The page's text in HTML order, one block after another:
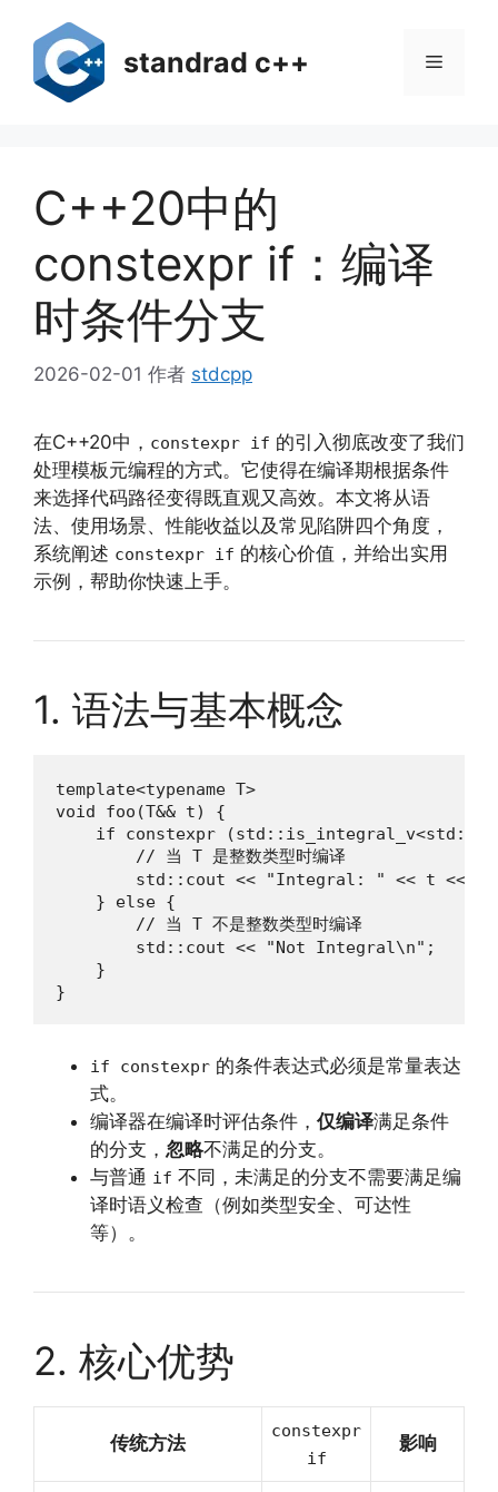
standrad c++ 菜
C++20中的
constexpr if：编译
时条件分支
2026-02-01 作者 stdcpp
在C++20中， constexpr if 的引入彻底改变了我们
处理模板元编程的方式。它使得在编译期根据条件
来选择代码路径变得既直观又高效。本文将从语
法、使用场景、性能收益以及常见陷阱四个角度，
系统阐述 constexpr if 的核心价值，并给出实用
示例，帮助你快速上手。
1. 语法与基本概念
template<typename T>
void foo(T&& t) {
if constexpr
        // 当 T 是整数类型时编译
std::cout << "Integral: " << t <<
    } else {
        // 当 T 不是整数类型时编译
        std::cout << "Not Integral\n";
    }
}
if constexpr 的条件表达式必须是常量表达
式。
编译器在编译时评估条件， 仅编译满足条件
的分支， 忽略不满足的分支。
与普通 if 不同，未满足的分支不需要满足编
译时语义检查（例如类型安全、可达性
等）。
2. 核心优势
传统方法
constexpr
if
影响